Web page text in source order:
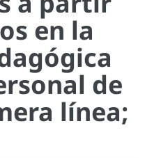
en la
de
línea;